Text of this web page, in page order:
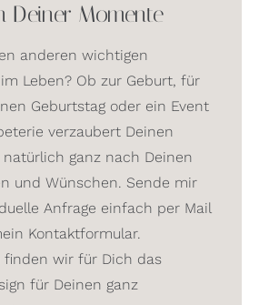
Deiner Momente
anderen wichtigen
Leben? Ob zur Geburt, für
Geburtstag oder ein Event
verzaubert Deinen
natürlich ganz nach Deinen
und Wünschen. Sende mir
Anfrage einfach per Mail
Kontaktformular.
finden wir für Dich das
für Deinen ganz